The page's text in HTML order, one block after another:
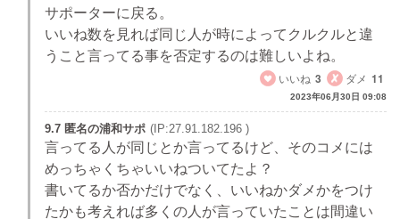
サポーターに戻る。
いいね数を見れば同じ人が時によってクルクルと違
うこと言ってる事を否定するのは難しいよね。
いいね 3 ダメ 11
2023年06月30日 09:08
9.7 匿名の浦和サポ (IP:27.91.182.196 )
言ってる人が同じとか言ってるけど、そのコメには
めっちゃくちゃいいねついてたよ？
書いてるか否かだけでなく、いいねかダメかをつけ
たかも考えれば多くの人が言っていたことは間違い